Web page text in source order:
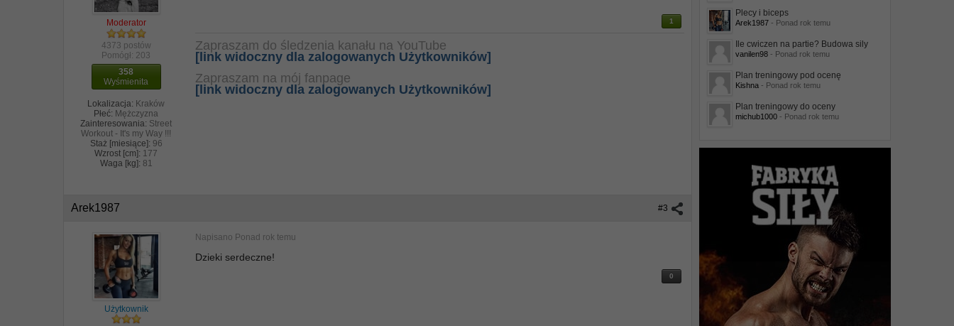
Moderator
4373 postów
Pomógł: 203
358
Wyśmienita
Lokalizacja: Kraków
Płeć: Mężczyzna
Zainteresowania: Street
Workout - It's my Way !!!
Staż [miesiące]: 96
Wzrost [cm]: 177
Waga [kg]: 81
1
Zapraszam do śledzenia kanału na YouTube
[link widoczny dla zalogowanych Użytkowników]
Zapraszam na mój fanpage
[link widoczny dla zalogowanych Użytkowników]
#3
Arek1987
Użytkownik
Napisano Ponad rok temu
Dzieki serdeczne!
0
Plecy i biceps
Arek1987- Ponad rok temu
Ile cwiczen na partie? Budowa sily
vanilen98- Ponad rok temu
Plan treningowy pod ocenę
Kishna- Ponad rok temu
Plan treningowy do oceny
michub1000- Ponad rok temu